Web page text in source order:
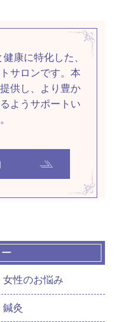
康に特化した、
サロンです。本
供し、 より豊か
ようサポートい
女性のお悩み
鍼灸